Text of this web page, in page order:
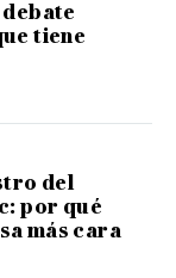
tiene
del
por qué
más cara